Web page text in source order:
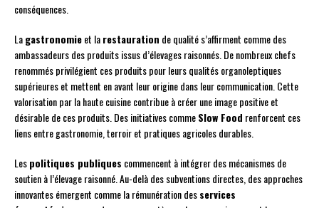
conséquences.
Lagastronomieet larestauration de qualité s’affirment comme des
ambassadeurs des produits issus d’élevages raisonnés. De nombreux chefs
renommés privilégient ces produits pour leurs qualités organoleptiques
supérieures et mettent en avant leur origine dans leur communication. Cette
valorisation par la haute cuisine contribue à créer une image positive et
désirable de ces produits. Des initiatives commeSlow Food renforcent ces
liens entre gastronomie, terroir et pratiques agricoles durables.
Lespolitiques publiques commencent à intégrer des mécanismes de
soutien à l’élevage raisonné. Au-delà des subventions directes, des approches
innovantes émergent comme la rémunération desservices